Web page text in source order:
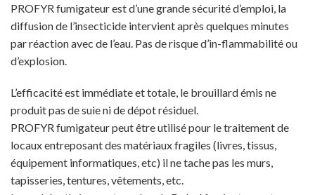
PROFYR fumigateur est d’une grande sécurité d’emploi, la
diffusion de l’insecticide intervient après quelques minutes
par réaction avec de l’eau. Pas de risque d’in-flammabilité ou
d’explosion.
L’efficacité est immédiate et totale, le brouillard émis ne
produit pas de suie ni de dépot résiduel.
PROFYR fumigateur peut être utilisé pour le traitement de
locaux entreposant des matériaux fragiles (livres, tissus,
équipement informatiques, etc) il ne tache pas les murs,
tapisseries, tentures, vêtements, etc.